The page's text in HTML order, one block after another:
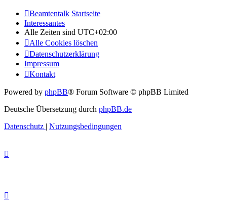
Beamtentalk Startseite
Interessantes
Alle Zeiten sind UTC+02:00
Alle Cookies löschen
Datenschutzerklärung
Impressum
Kontakt
Powered by phpBB® Forum Software © phpBB Limited
Deutsche Übersetzung durch phpBB.de
Datenschutz | Nutzungsbedingungen